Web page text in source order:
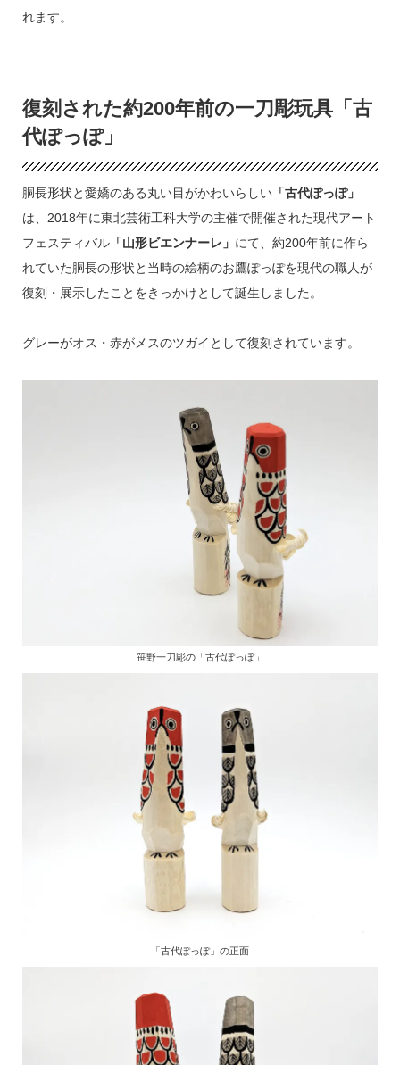
れます。
復刻された約200年前の一刀彫玩具「古
代ぽっぽ」
胴長形状と愛嬌のある丸い目がかわいらしい「古代ぽっぽ」
は、2018年に東北芸術工科大学の主催で開催された現代アート
フェスティバル「山形ビエンナーレ」 にて、約200年前に作ら
れていた胴長の形状と当時の絵柄のお鷹ぽっぽを現代の職人が
復刻・展示したことをきっかけとして誕生しました。
グレーがオス・赤がメスのツガイとして復刻されています。
笹野一刀彫の「古代ぽっぽ」
「古代ぽっぽ」の正面